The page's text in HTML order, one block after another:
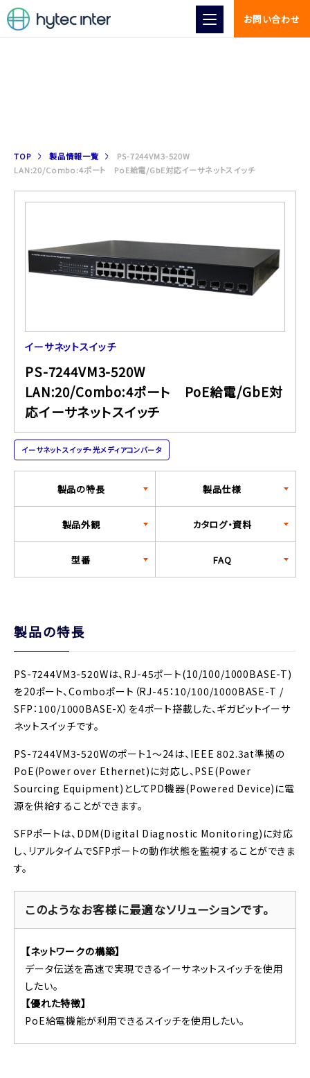
お問い合わせ
TOP 製品情報一覧
PS-7244VM3-520W
LAN:20/Combo:4ポート PoE給電/GbE対応イーサネットスイッチ
イーサネットスイッチ
PS-7244VM3-520W
LAN:20/Combo:4ポート PoE給電/GbE対
応イーサネットスイッチ
イーサネットスイッチ・光メディアコンバータ
製品の特長 製品仕様
製品外観 カタログ・資料
型番 FAQ
製品の特長
PS-7244VM3-520Wは、RJ-45ポート(10/100/1000BASE-T)
を20ポート、Comboポート（RJ-45：10/100/1000BASE-T /
SFP：100/1000BASE-X）を4ポート搭載した、ギガビットイーサ
ネットスイッチです。
PS-7244VM3-520Wのポート1～24は、IEEE 802.3at準拠の
PoE(Power over Ethernet)に対応し、PSE(Power
Sourcing Equipment)としてPD機器(Powered Device)に電
源を供給することができます。
SFPポートは、DDM(Digital Diagnostic Monitoring)に対応
し、リアルタイムでSFPポートの動作状態を監視することができま
す。
このようなお客様に最適なソリューションです。
【ネットワークの構築】
データ伝送を高速で実現できるイーサネットスイッチを使用
したい。
【優れた特徴】
PoE給電機能が利用できるスイッチを使用したい。